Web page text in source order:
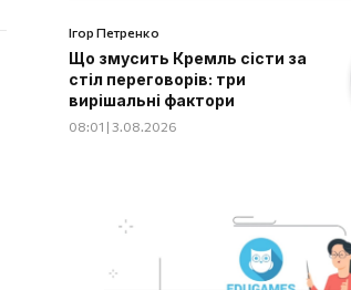
Ігор Петренко
Що змусить Кремль сісти за
стіл переговорів: три
вирішальні фактори
08:01 | 3.08.2026